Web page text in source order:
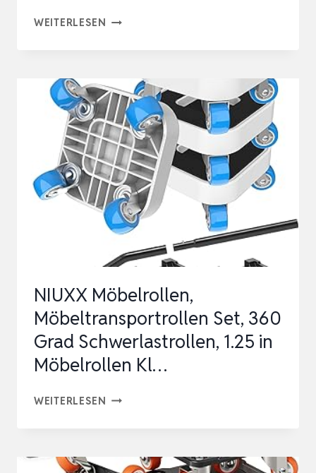
WEITERLESEN SOFA
SCHLAFFUNKTION,
EINFACHER
AUFBAU,
MODERNES
DESIGN,
POLSTERMÖBEL.
SCHLAFCOUCH
ZUM
NIUXX Möbelrollen,
Möbeltransportrollen Set, 360
Grad Schwerlastrollen, 1.25 in
Möbelrollen Kl…
WEITERLESEN NIUXX
SET,